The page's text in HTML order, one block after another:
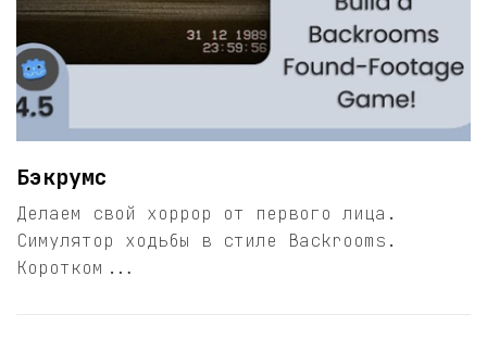
Бэкрумс
Делаем свой хоррор от первого лица.
Симулятор ходьбы в стиле Backrooms.
Коротком...